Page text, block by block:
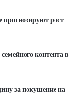
рост
контента в
за покушение на